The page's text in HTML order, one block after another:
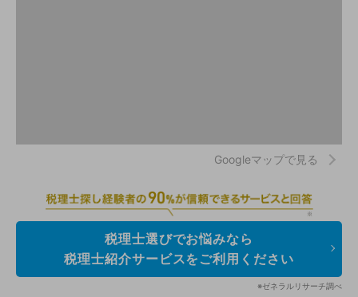
Googleマップで見る
税理士選びでお悩みなら
税理士紹介サービスをご利用ください
※ゼネラルリサーチ調べ